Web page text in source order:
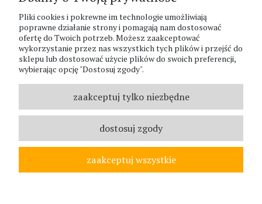
pon.-pt. 8:00 - 17:00
sobota 8:00 - 13:00
PHU Zagroda A.Szlaur
ZAGRODA Centrum Ogrodnicze
UL. Hallera 116A
REGON: 070797952
NIP: 5481587807
© ZAGRODA.CIESZYN.PL
WSZELKIE PRAWA ZASTRZEŻONE.
Pliki cookies i pokrewne im technologie umożliwiają
poprawne działanie strony i pomagają nam dostosować
ofertę do Twoich potrzeb. Możesz zaakceptować
wykorzystanie przez nas wszystkich tych plików i przejść do
sklepu lub dostosować użycie plików do swoich preferencji,
wybierając opcję "Dostosuj zgody".
zaakceptuj tylko niezbędne
dostosuj zgody
zaakceptuj wszystkie